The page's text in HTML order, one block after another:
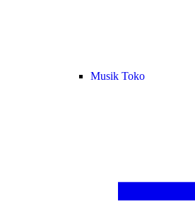
Musik Toko